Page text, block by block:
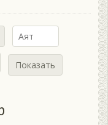
Показать